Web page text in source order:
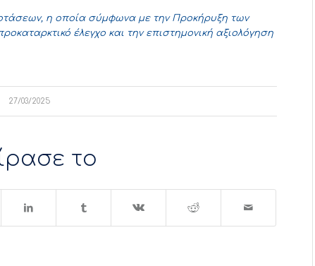
η οποία σύμφωνα με την Προκήρυξη των
έλεγχο και την επιστημονική αξιολόγηση
27/03/2025
το